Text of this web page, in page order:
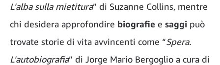
L'alba sulla mietitura” di Suzanne Collins, mentre
chi desidera approfondire biografie e saggi può
trovate storie di vita avvincenti come “Spera.
L'autobiografia” di Jorge Mario Bergoglio a cura di